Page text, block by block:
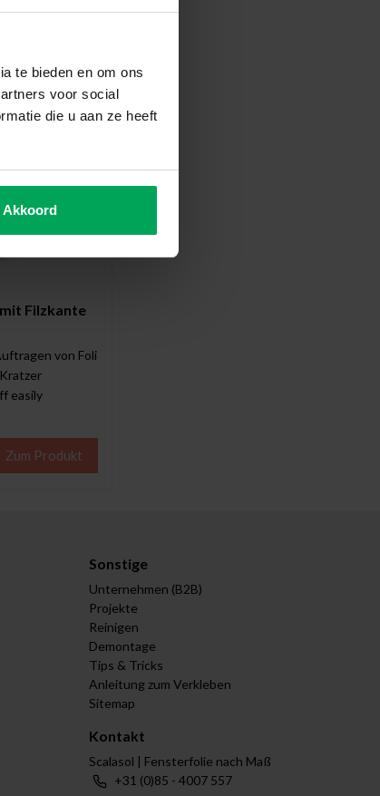
te bieden en om ons
voor social
die u aan ze heeft
Akkoord
Filzkante
von Folie
easily
Zum Produkt
Sonstige
Unternehmen (B2B)
Projekte
Reinigen
Demontage
Tips & Tricks
Anleitung zum Verkleben
Sitemap
Kontakt
Scalasol | Fensterfolie nach Maß
+31 (0)85 - 4007 557